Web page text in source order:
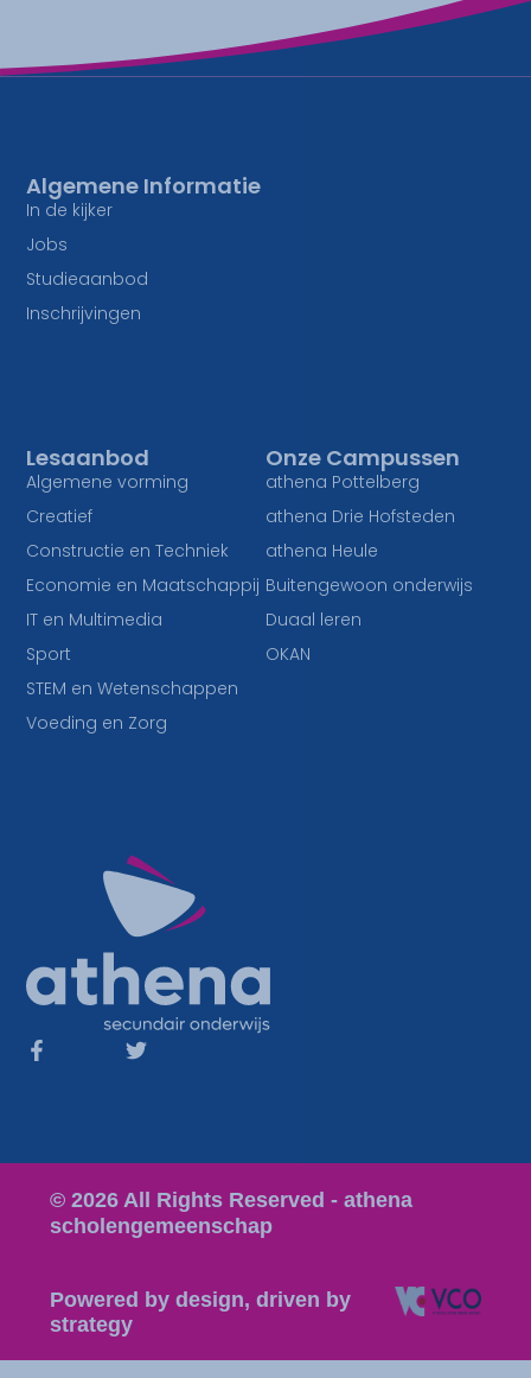
Onze Campussen
athena Pottelberg
athena Drie Hofsteden
athena Heule
Buitengewoon onderwijs
Duaal leren
OKAN
Lesaanbod
Algemene vorming
Creatief
Constructie en Techniek
Economie en Maatschappij
IT en Multimedia
Sport
STEM en Wetenschappen
Voeding en Zorg
Algemene Informatie
In de kijker
Jobs
Studieaanbod
Inschrijvingen
© 2026 All Rights Reserved - athena
scholengemeenschap
Powered by design, driven by
strategy